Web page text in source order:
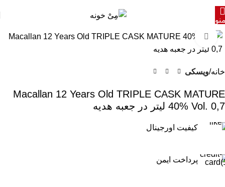
برای بزرگنمایی کلیک کنید
خانه ویسکی
Macallan 12 Years Old TRIPLE CASK MATURE
40% Vol. 0,7 لیتر در جعبه هدیه
کیفیت اورجینال
پرداخت ایمن